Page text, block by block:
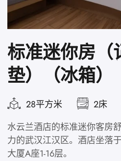
标准迷你房（
垫）（冰箱）
28平方米 2床
水云兰酒店的标准迷你客房
力的武汉江汉区。酒店坐落
大厦A座1-16层。